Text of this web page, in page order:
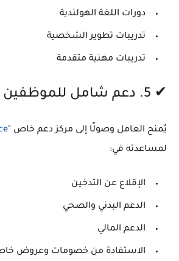
دورات اللغة الهولندية
تدريبات تطوير الشخصية
تدريبات مهنية متقدمة
✔ 5. دعم شامل للموظفين
يُمنح العامل وصولًا إلى مركز دعم خاص "
لمساعدته في:
الإقلاع عن التدخين
الدعم البدني والصحي
الدعم المالي
الاستفادة من خصومات وعروض